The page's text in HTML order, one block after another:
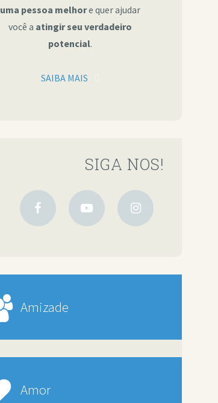
uma pessoa melhore quer ajudar
você a atingir seu verdadeiro
potencial.
SAIBA MAIS
SIGA NOS!
Amizade
Amor